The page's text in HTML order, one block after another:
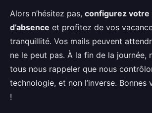
Alors n’hésitez pas, configurez votre
d’absence et profitez de vos
tranquillité. Vos mails peuvent
ne le peut pas. À la fin de la journée,
tous nous rappeler que nous
technologie, et non l’inverse. Bonnes
!